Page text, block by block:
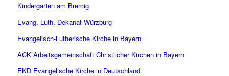
Kindergarten am Bremig
Evang.-Luth. Dekanat Würzburg
Evangelisch-Lutherische Kirche in Bayern
ACK Arbeitsgemeinschaft Christlicher Kirchen in Bayern
EKD Evangelische Kirche in Deutschland